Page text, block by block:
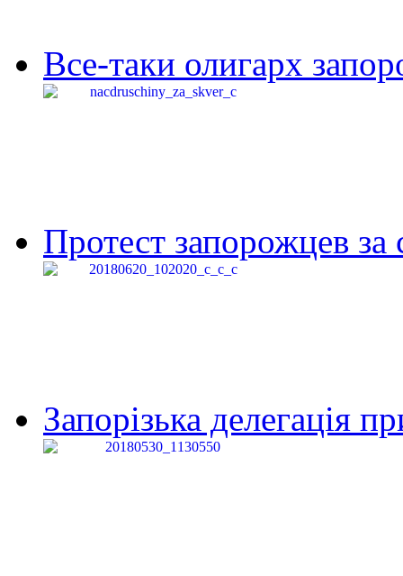
Все-таки олигарх
Протест запорожцев за
Запорізька делегація